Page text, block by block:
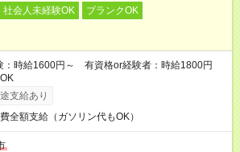
社会人未経験OK
ブランクOK
：時給1600円～ 有資格or経験者：時給1800円
支給あり
全額支給（ガソリン代もOK）